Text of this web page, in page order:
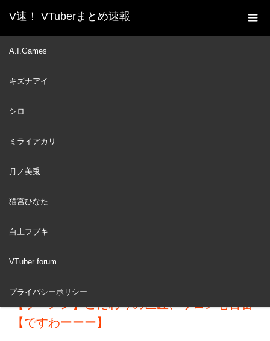
V速！ VTuberまとめ速報
A.I.Games
キズナアイ
シロ
ミライアカリ
月ノ美兎
猫宮ひなた
白上フブキ
VTuber forum
プライバシーポリシー
ホーム
新着動画一覧
18
【ラーメン】こだわりの巨匠、サロメ壱百番
【ですわーーー】